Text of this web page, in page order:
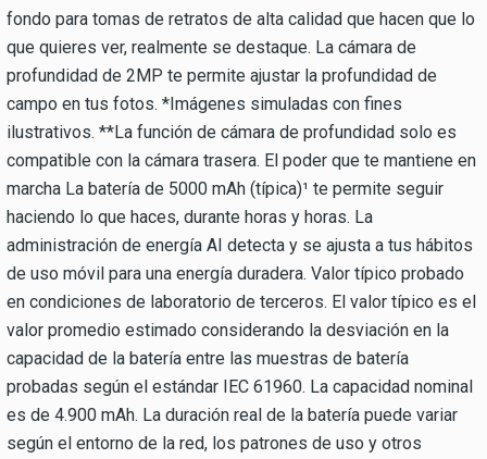
fondo para tomas de retratos de alta calidad que hacen que lo
que quieres ver, realmente se destaque. La cámara de
profundidad de 2MP te permite ajustar la profundidad de
campo en tus fotos. *Imágenes simuladas con fines
ilustrativos. **La función de cámara de profundidad solo es
compatible con la cámara trasera. El poder que te mantiene en
marcha La batería de 5000 mAh (típica)¹ te permite seguir
haciendo lo que haces, durante horas y horas. La
administración de energía AI detecta y se ajusta a tus hábitos
de uso móvil para una energía duradera. Valor típico probado
en condiciones de laboratorio de terceros. El valor típico es el
valor promedio estimado considerando la desviación en la
capacidad de la batería entre las muestras de batería
probadas según el estándar IEC 61960. La capacidad nominal
es de 4.900 mAh. La duración real de la batería puede variar
según el entorno de la red, los patrones de uso y otros